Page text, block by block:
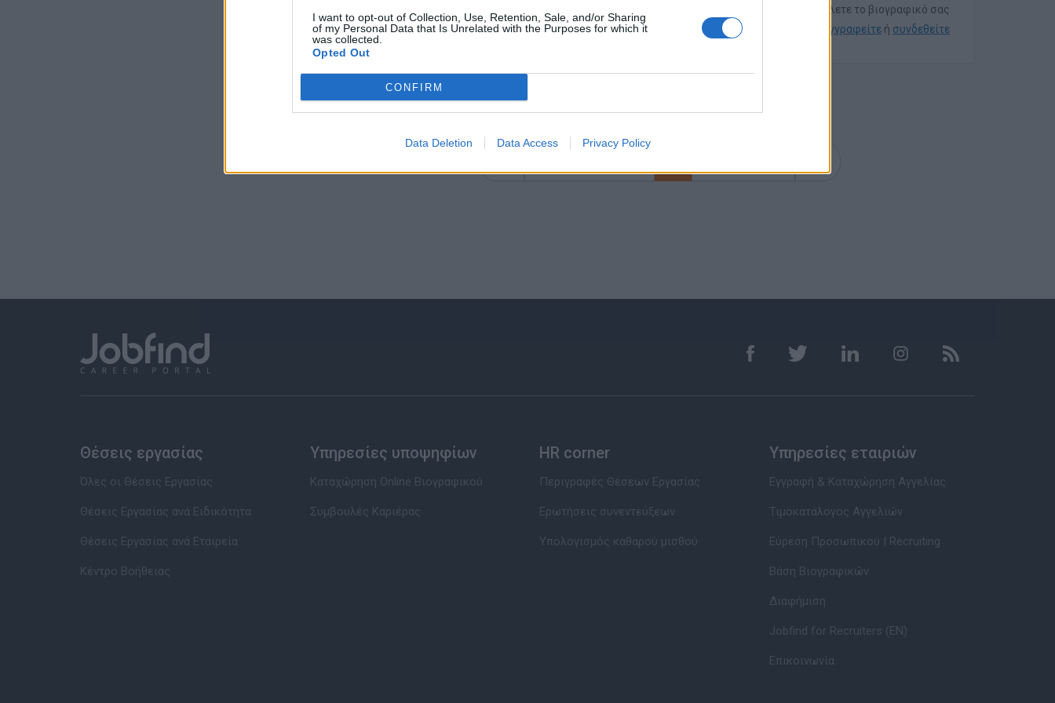
I want to opt-out of Collection, Use, Retention, Sale, and/or Sharing
of my Personal Data that Is Unrelated with the Purposes for which it
was collected.
Opted Out
CONFIRM
Data Deletion Data Access Privacy Policy
Πλήρης απασχόληση
Για να στείλετε το βιογραφικό σας
εγγραφείτε ή συνδεθείτε
Θέσεις εργασίας
Όλες οι Θέσεις Εργασίας
Θέσεις Εργασίας ανά Ειδικότητα
Θέσεις Εργασίας ανά Εταιρεία
Κέντρο Βοήθειας
Υπηρεσίες υποψηφίων
Καταχώρηση Online Βιογραφικού
Συμβουλές Καριέρας
HR corner
Περιγραφές Θέσεων Εργασίας
Ερωτήσεις συνεντεύξεων
Υπολογισμός καθαρού μισθού
Υπηρεσίες εταιριών
Εγγραφή & Καταχώρηση Αγγελίας
Τιμοκατάλογος Αγγελιών
Εύρεση Προσωπικού | Recruiting
Βάση Βιογραφικών
Διαφήμιση
Jobfind for Recruiters (EN)
Επικοινωνία